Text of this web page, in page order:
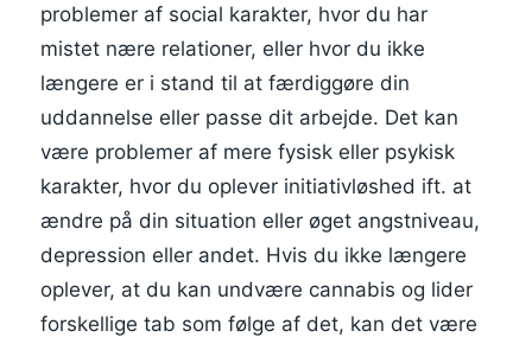
problemer af social karakter, hvor du har
mistet nære relationer, eller hvor du ikke
længere er i stand til at færdiggøre din
uddannelse eller passe dit arbejde. Det kan
være problemer af mere fysisk eller psykisk
karakter, hvor du oplever initiativløshed ift. at
ændre på din situation eller øget angstniveau,
depression eller andet. Hvis du ikke længere
oplever, at du kan undvære cannabis og lider
forskellige tab som følge af det, kan det være